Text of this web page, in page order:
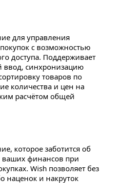
для управления
с возможностью
доступа. Поддерживает
ввод, синхронизацию
товаров по
количества и цен на
расчётом общей
которое заботится об
финансов при
Wish позволяет без
наценок и накруток